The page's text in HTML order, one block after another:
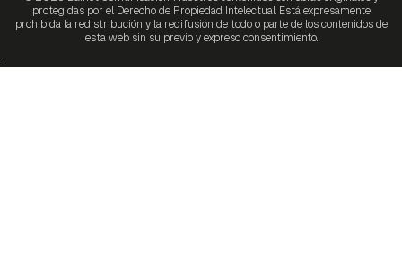
protegidas por el Derecho de Propiedad Intelectual. Está expresamente
prohibida la redistribución y la redifusión de todo o parte de los contenidos de
esta web sin su previo y expreso consentimiento.